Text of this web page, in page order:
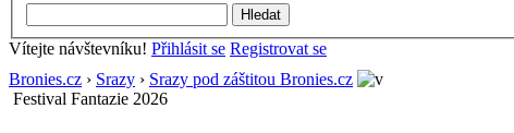
Vítejte návštevníku! Přihlásit se Registrovat se
Bronies.cz › Srazy › Srazy pod záštitou Bronies.cz
Festival Fantazie 2026